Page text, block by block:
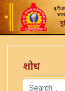
शोध
Search